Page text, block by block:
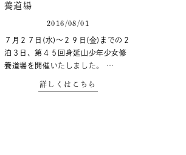
養道場
2016/08/01
７月２７日(水)〜２９日(金)までの２
泊３日、第４５回身延山少年少女修
養道場を開催いたしました。 …
詳しくはこちら